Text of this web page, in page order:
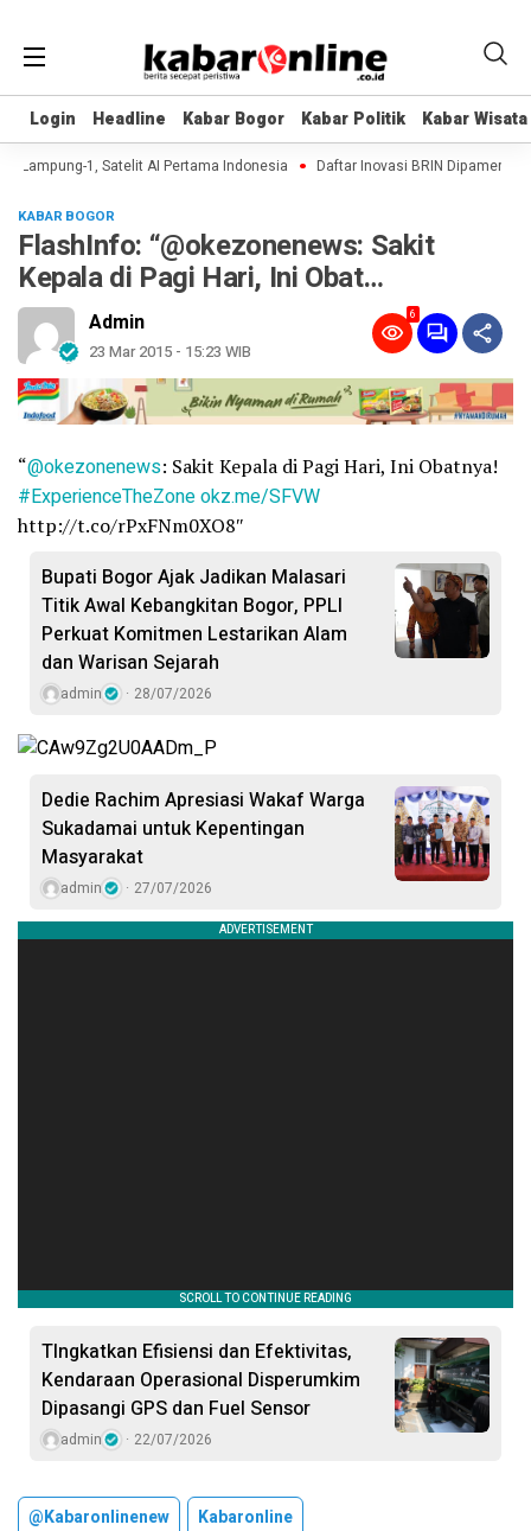
Login Headline Kabar Bogor Kabar Politik Kabar Wisata
Login Headline Kabar Bogor Kabar Politik Kabar Wisata
1, Satelit AI Pertama Indonesia Daftar Inovasi BRIN Dipamerkan
KABAR BOGOR
FlashInfo: “@okezonenews: Sakit
Kepala di Pagi Hari, Ini Obat…
Admin
23 Mar 2015 - 15:23 WIB
6
“@okezonenews: Sakit Kepala di Pagi Hari, Ini Obatnya!
#ExperienceTheZoneokz.me/SFVW
http://t.co/rPxFNm0XO8″
Bupati Bogor Ajak Jadikan Malasari
Titik Awal Kebangkitan Bogor, PPLI
Perkuat Komitmen Lestarikan Alam
dan Warisan Sejarah
admin 28/07/2026
Dedie Rachim Apresiasi Wakaf Warga
Sukadamai untuk Kepentingan
Masyarakat
admin 27/07/2026
TIngkatkan Efisiensi dan Efektivitas,
Kendaraan Operasional Disperumkim
Dipasangi GPS dan Fuel Sensor
admin 22/07/2026
@kabaronlinenew Kabaronline